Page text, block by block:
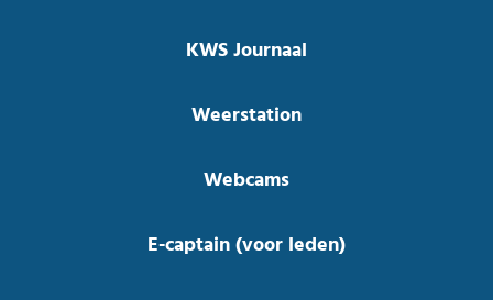
KWS Journaal
Weerstation
Webcams
E-captain (voor leden)